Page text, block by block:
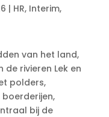
| HR, Interim,
van het land,
rivieren Lek en
polders,
bij de